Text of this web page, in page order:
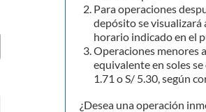
Para operaciones
depósito se visualizará
horario indicado en el
Operaciones menores
equivalente en soles
1.71 o S/ 5.30, según
¿Desea una operación